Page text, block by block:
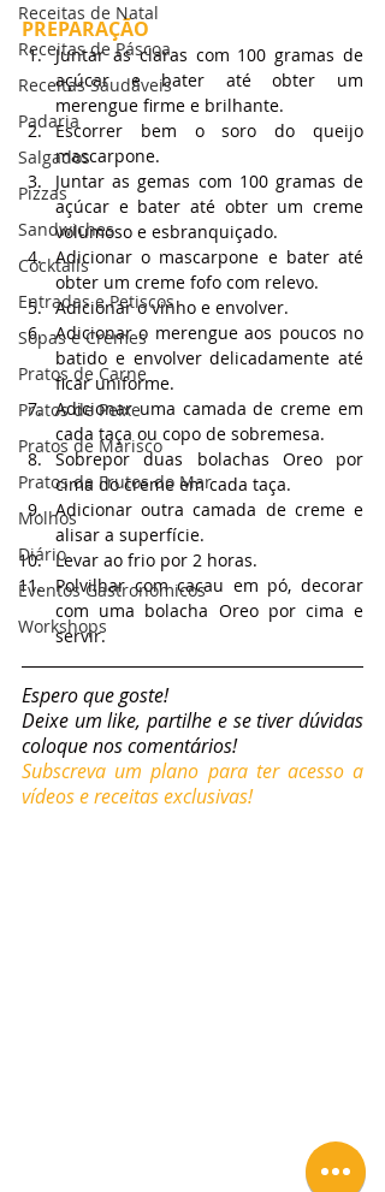
Receitas de Natal
Receitas de Páscoa
Receitas Saudáveis
Padaria
Salgados
Pizzas
Sandwiches
Cocktails
Entradas e Petiscos
Sopas e Cremes
Pratos de Carne
Pratos de Peixe
Pratos de Marisco
Pratos de Frutos do Mar
Molhos
Diário
Eventos Gastronómicos
Workshops
PREPARAÇÃO
Juntar as claras com 100 gramas de
açúcar e bater até obter um
merengue firme e brilhante.
Escorrer bem o soro do queijo
mascarpone.
Juntar as gemas com 100 gramas de
açúcar e bater até obter um creme
volumoso e esbranquiçado.
Adicionar o mascarpone e bater até
obter um creme fofo com relevo.
Adicionar o vinho e envolver.
Adicionar o merengue aos poucos no
batido e envolver delicadamente até
ficar uniforme.
Adicionar uma camada de creme em
cada taça ou copo de sobremesa.
Sobrepor duas bolachas Oreo por
cima do creme em cada taça.
Adicionar outra camada de creme e
alisar a superfície.
Levar ao frio por 2 horas.
Polvilhar com cacau em pó, decorar
com uma bolacha Oreo por cima e
servir.
Espero que goste!
Deixe um like, partilhe e se tiver dúvidas
coloque nos comentários!
Subscreva um plano para ter acesso a
vídeos e receitas exclusivas!